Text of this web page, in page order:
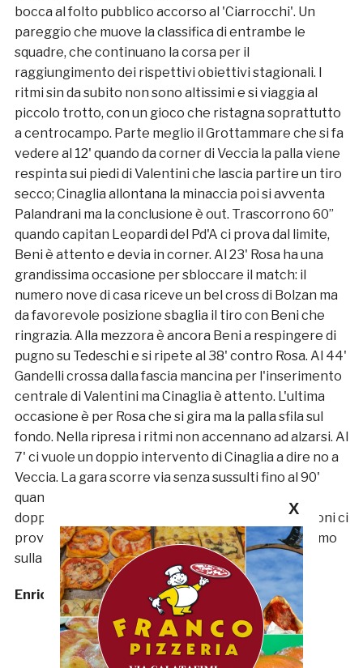
bocca al folto pubblico accorso al 'Ciarrocchi'. Un
pareggio che muove la classifica di entrambe le
squadre, che continuano la corsa per il
raggiungimento dei rispettivi obiettivi stagionali. I
ritmi sin da subito non sono altissimi e si viaggia al
piccolo trotto, con un gioco che ristagna soprattutto
a centrocampo. Parte meglio il Grottammare che si fa
vedere al 12' quando da corner di Veccia la palla viene
respinta sui piedi di Valentini che lascia partire un tiro
secco; Cinaglia allontana la minaccia poi si avventa
Palandrani ma la conclusione è out. Trascorrono 60”
quando capitan Leopardi del Pd'A ci prova dal limite,
Beni è attento e devia in corner. Al 23' Rosa ha una
grandissima occasione per sbloccare il match: il
numero nove di casa riceve un bel cross di Bolzan ma
da favorevole posizione sbaglia il tiro con Beni che
ringrazia. Alla mezzora è ancora Beni a respingere di
pugno su Tedeschi e si ripete al 38' contro Rosa. Al 44'
Gandelli crossa dalla fascia mancina per l'inserimento
centrale di Valentini ma Cinaglia è attento. L'ultima
occasione è per Rosa che si gira ma la palla sfila sul
fondo. Nella ripresa i ritmi non accennano ad alzarsi. Al
7' ci vuole un doppio intervento di Cinaglia a dire no a
Veccia. La gara scorre via senza sussulti fino al 90'
quando l'ex della gara Calvaresi viene espulso per
doppio giallo e, a pochi secondi dal termine, Filipponi ci
prova di controbalzo ma la sfera di alza di pochissimo
sulla traversa.
Enrico Tassotti
X